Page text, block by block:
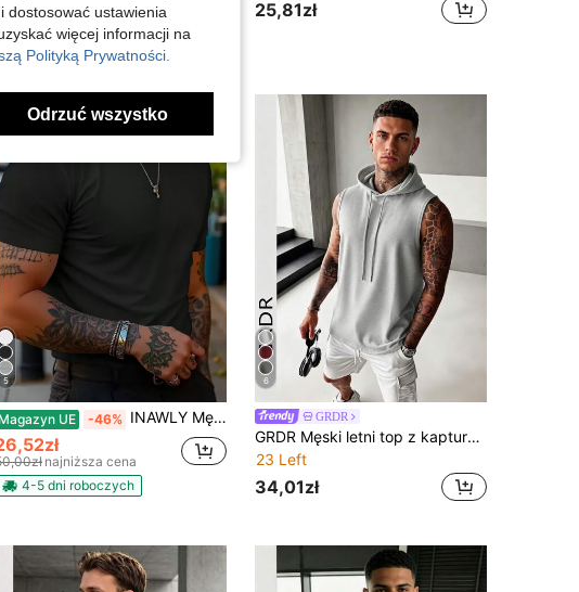
4-5 dni roboczych
25,81zł
5
Magazyn UE -46% INAWLY Męska koszulka z krótkim rękawem i okrągłym dekoltem w jednolitym kolorze, prosta i modna
najniższa cena
4-5 dni roboczych
6
GRDR
GRDR Męski letni top z kapturem w jednolitym kolorze, swobodny sportowy styl, modny i minimalistyczny do letnich strojów sportowych
23 Left
34,01zł
dostosować ustawienia
więcej informacji na
Polityką Prywatności.
Odrzuć wszystko